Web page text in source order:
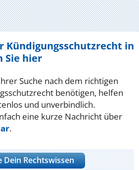
Kündigungsschutzrecht in
Sie hier
Suche nach dem richtigen
benötigen, helfen
und unverbindlich.
eine kurze Nachricht über
.
Dein Rechtswissen